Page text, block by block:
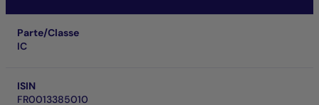
Parte/Classe
IC
ISIN
FR0013385010